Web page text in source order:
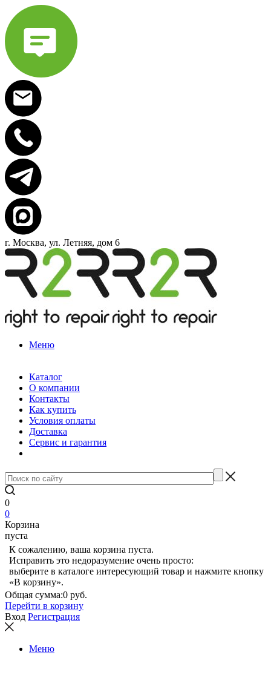
г. Москва, ул. Летняя, дом 6
Меню
Каталог
О компании
Контакты
Как купить
Условия оплаты
Доставка
Сервис и гарантия
0
0
Корзина
пуста
К сожалению, ваша корзина пуста.
Исправить это недоразумение очень просто:
выберите в каталоге интересующий товар и нажмите кнопку
«В корзину».
Общая сумма:0 руб.
Перейти в корзину
Вход Регистрация
Меню